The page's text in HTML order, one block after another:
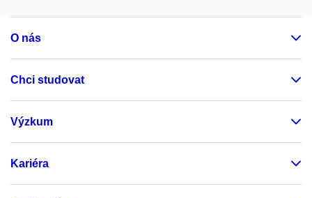
O nás
Chci studovat
Výzkum
Kariéra